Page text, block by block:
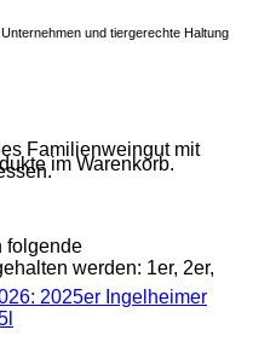
im Warenkorb.
folgende
werden: 1er, 2er,
und tiergerechte Haltung
Familienweingut mit
2025er Ingelheimer